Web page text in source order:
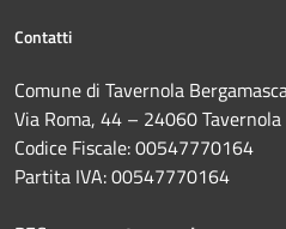
Contatti
Comune di Tavernola
Via Roma, 44 – 24060
Codice Fiscale: 00547770164
Partita IVA: 00547770164